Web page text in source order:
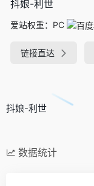
抖娘-利世
爱站权重： PC
链接直达
抖娘-利世
数据统计